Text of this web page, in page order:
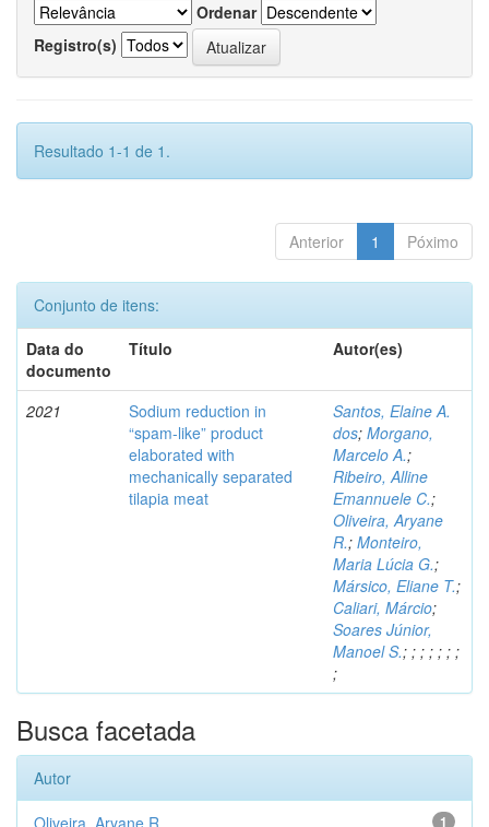
Ordenar
Registro(s)
Resultado 1-1 de 1.
Anterior 1 Póximo
Conjunto de itens:
Data do
documento
Título Autor(es)
2021
Sodium reduction in
“spam-like” product
elaborated with
mechanically separated
tilapia meat
Santos, Elaine A.
dos; Morgano,
Marcelo A.;
Ribeiro, Alline
Emannuele C.;
Oliveira, Aryane
R.; Monteiro,
Maria Lúcia G.;
Mársico, Eliane T.;
Caliari, Márcio;
Soares Júnior,
Manoel S.; ; ; ; ; ; ;
;
Busca facetada
Autor
1